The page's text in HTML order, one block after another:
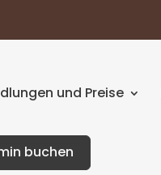
und Preise
buchen